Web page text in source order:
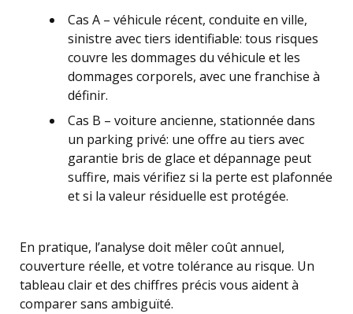
Cas A – véhicule récent, conduite en ville,
sinistre avec tiers identifiable: tous risques
couvre les dommages du véhicule et les
dommages corporels, avec une franchise à
définir.
Cas B – voiture ancienne, stationnée dans
un parking privé: une offre au tiers avec
garantie bris de glace et dépannage peut
suffire, mais vérifiez si la perte est plafonnée
et si la valeur résiduelle est protégée.
En pratique, l’analyse doit mêler coût annuel,
couverture réelle, et votre tolérance au risque. Un
tableau clair et des chiffres précis vous aident à
comparer sans ambiguïté.